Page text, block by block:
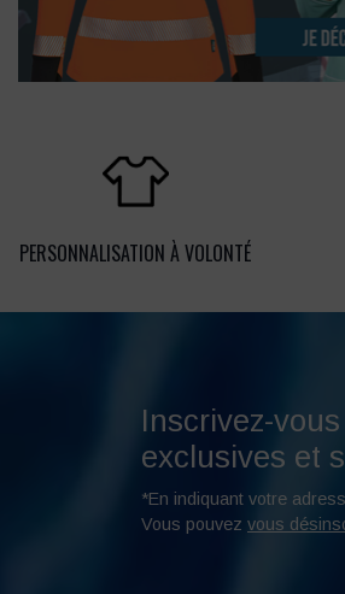
PERSONNALISATION À VOLONTÉ
Inscrivez-
exclusives et
*En indiquant votre
Vous pouvez vous